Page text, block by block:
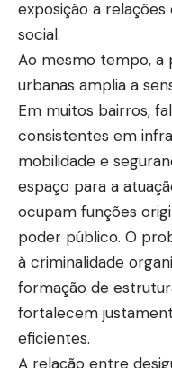
exposição a
social.
Ao mesmo tempo, a
urbanas amplia a
Em muitos bairros,
consistentes em
mobilidade e
espaço para a
ocupam funções
poder público. O
à criminalidade
formação de
fortalecem
eficientes.
A relação entre